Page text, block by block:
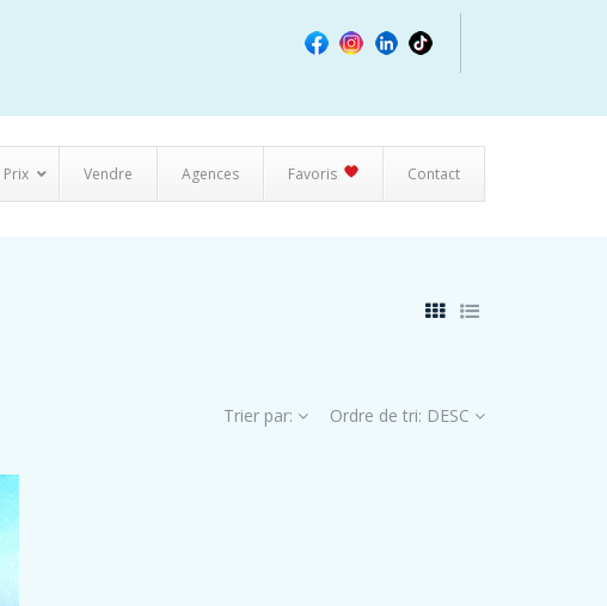
Prix Vendre Agences Favoris Contact
Trier par: Ordre de tri: DESC